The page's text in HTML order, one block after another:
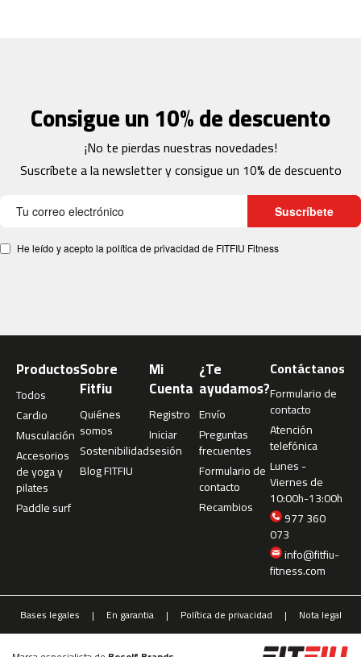
d
r
e
p
p
-
0
b
e
s
p
e
s
p
Consigue un 10% de descuento
¡No te pierdas nuestras novedades!
Suscríbete a la newsletter y consigue un 10% de descuento
Suscríbete
He leído y acepto la política de privacidad de FITFIU Fitness
Productos
Todos
Cardio
Musculación
Accesorios
de yoga y
pilates
Paddle surf
Sobre
Fitfiu
Quiénes
somos
Sostenibilidad
Blog FITFIU
Mi
Cuenta
Registro
Iniciar
sesión
¿Te
ayudamos?
Envío
Preguntas
frecuentes
Formulario de
contacto
Recambios
Contáctanos
Formulario de
contacto
Atención
telefónica
Lunes -
Viernes de
10:00h-13:00h
977 360
073
info@fitfiu-
fitness.com
Bases legales En garantia Política de privacidad Nota legal